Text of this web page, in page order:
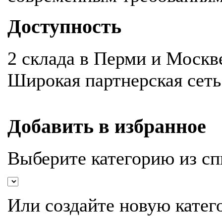
Доступность
2 склада в Перми и
Широкая партнерская
Добавить в избранное
Выберите категорию из
Или создайте новую